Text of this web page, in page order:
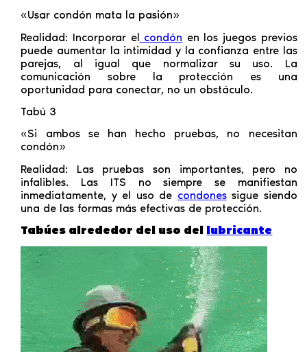
«Usar condón mata la pasión»
Realidad: Incorporar el condón en los juegos previos
puede aumentar la intimidad y la confianza entre las
parejas, al igual que normalizar su uso. La
comunicación sobre la protección es una
oportunidad para conectar, no un obstáculo.
Tabú 3
«Si ambos se han hecho pruebas, no necesitan
condón»
Realidad: Las pruebas son importantes, pero no
infalibles. Las ITS no siempre se manifiestan
inmediatamente, y el uso de condonessigue siendo
una de las formas más efectivas de protección.
Tabúes alrededor del uso del
lubricante